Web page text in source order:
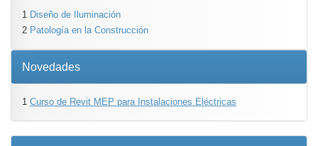
1 Diseño de Iluminación
2 Patología en la Construcción
Novedades
1 Curso de Revit MEP para Instalaciones Eléctricas